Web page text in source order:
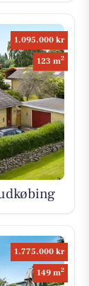
1.095.000 kr
123 m2
1.775.000 kr
149 m2